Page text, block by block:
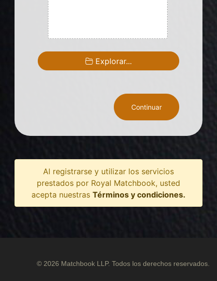
Explorar...
Continuar
Al registrarse y utilizar los servicios
prestados por Royal Matchbook, usted
acepta nuestras Términos y condiciones.
© 2026 Matchbook LLP. Todos los derechos reservados.